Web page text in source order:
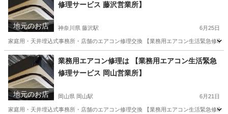
武蔵小杉駅 その他
地元のお店
修理サービス 藤沢営業所】
神奈川県 藤沢駅 6月25日
家庭用・天井埋込式事務所・店舗のエアコン修理交換 【業務用エアコン生活緊急修
神奈川 藤沢市 藤沢駅 その他 天井
地元のお店
業務用エアコン修理は 【業務用エアコン生活緊急
修理サービス 岡山営業所】
岡山県 岡山駅 6月21日
家庭用・天井埋込式事務所・店舗のエアコン修理交換 【業務用エアコン生活緊急修